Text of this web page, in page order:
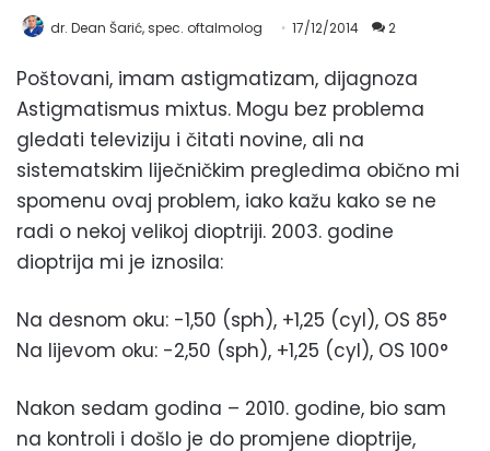
dr. Dean Šarić, spec. oftalmolog 17/12/2014 2
Poštovani, imam astigmatizam, dijagnoza
Astigmatismus mixtus. Mogu bez problema
gledati televiziju i čitati novine, ali na
sistematskim liječničkim pregledima obično mi
spomenu ovaj problem, iako kažu kako se ne
radi o nekoj velikoj dioptriji. 2003. godine
dioptrija mi je iznosila:
Na desnom oku: -1,50 (sph), +1,25 (cyl), OS 85°
Na lijevom oku: -2,50 (sph), +1,25 (cyl), OS 100°
Nakon sedam godina – 2010. godine, bio sam
na kontroli i došlo je do promjene dioptrije,